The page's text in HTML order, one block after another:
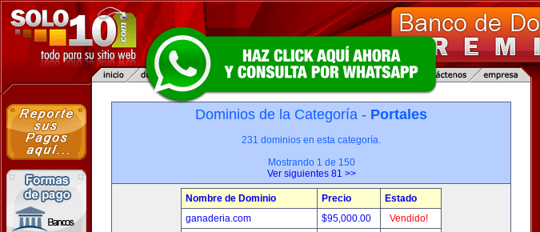
Dominios de la Categoría - Portales
231 dominios en esta categoría.
Mostrando 1 de 150
Ver siguientes 81 >>
Nombre de Dominio Precio
Estado
ganaderia.com
$95,000.00
Vendido!